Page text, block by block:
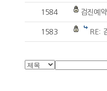
1584 검진예
1583 RE: